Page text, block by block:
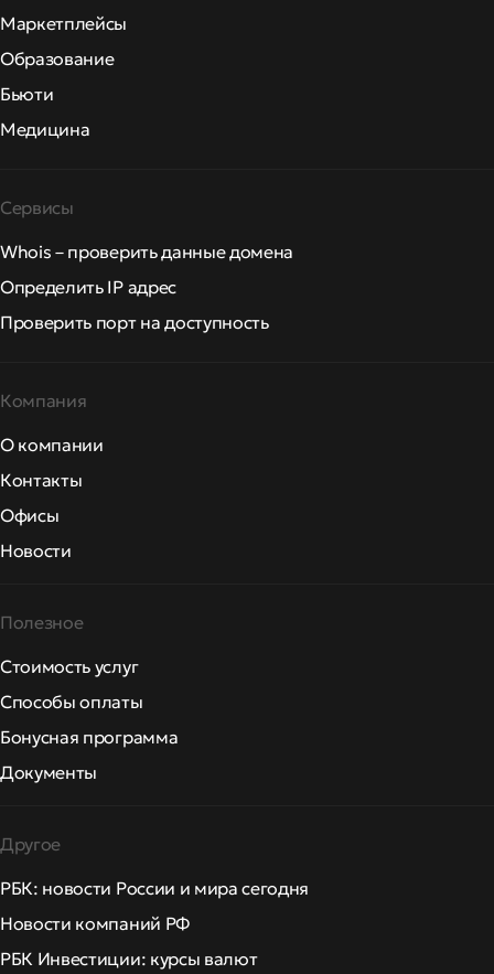
Маркетплейсы
Образование
Бьюти
Медицина
Сервисы
Whois – проверить данные домена
Определить IP адрес
Проверить порт на доступность
Компания
О компании
Контакты
Офисы
Новости
Полезное
Стоимость услуг
Способы оплаты
Бонусная программа
Документы
Другое
РБК: новости России и мира сегодня
Новости компаний РФ
РБК Инвестиции: курсы валют